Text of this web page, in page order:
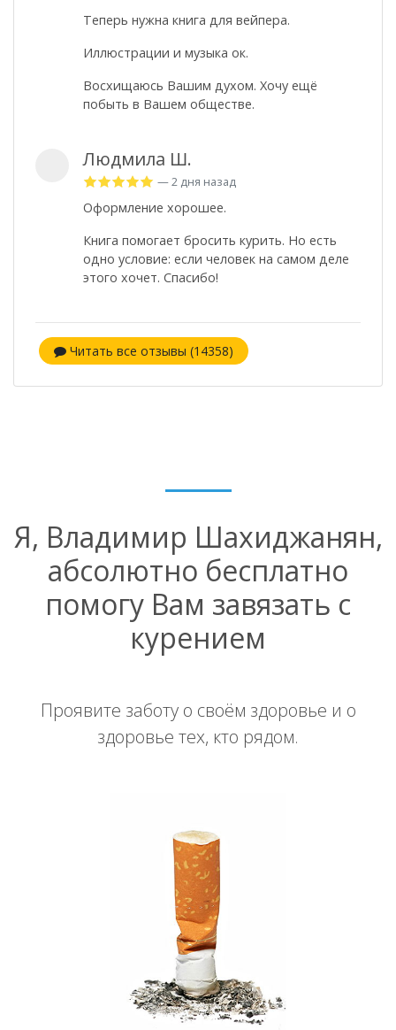
Теперь нужна книга для вейпера.
Иллюстрации и музыка ок.
Восхищаюсь Вашим духом. Хочу ещё
побыть в Вашем обществе.
Людмила Ш.
— 2 дня назад
Оформление хорошее.
Книга помогает бросить курить. Но есть
одно условие: если человек на самом деле
этого хочет. Спасибо!
Читать все отзывы (14358)
Я, Владимир Шахиджанян,
абсолютно бесплатно
помогу Вам завязать с
курением
Проявите заботу о своём здоровье и о
здоровье тех, кто рядом.